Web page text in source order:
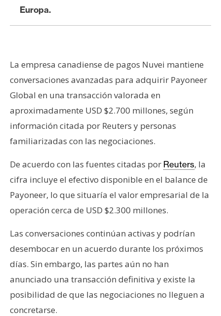
N
s
d
e
r
e
n
a
T
e
a
s
R
e
c
Europa.
La empresa canadiense de pagos Nuvei mantiene
conversaciones avanzadas para adquirir Payoneer
Global en una transacción valorada en
aproximadamente USD $2.700 millones, según
información citada por Reuters y personas
familiarizadas con las negociaciones.
De acuerdo con las fuentes citadas por Reuters, la
cifra incluye el efectivo disponible en el balance de
Payoneer, lo que situaría el valor empresarial de la
operación cerca de USD $2.300 millones.
Las conversaciones continúan activas y podrían
desembocar en un acuerdo durante los próximos
días. Sin embargo, las partes aún no han
anunciado una transacción definitiva y existe la
posibilidad de que las negociaciones no lleguen a
concretarse.